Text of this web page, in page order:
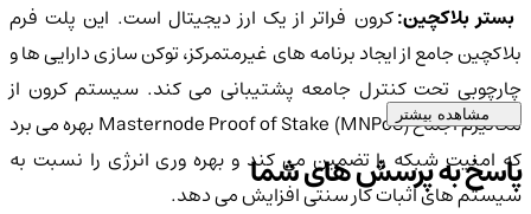
بستر بلاکچین:کرون فراتر از یک ارز دیجیتال است. این پلت فرم
بلاکچین جامع از ایجاد برنامه های غیرمتمرکز، توکن سازی دارایی ها و
چارچوبی تحت کنترل جامعه پشتیبانی می کند. سیستم کرون از
مکانیزم اجماع Masternode Proof of Stake (MNPoS) بهره می برد
که امنیت شبکه را تضمین می کند و بهره وری انرژی را نسبت به
سیستم های اثبات کار سنتی افزایش می دهد.
مشاهده بیشتر
پاسخ به پرسش های شما